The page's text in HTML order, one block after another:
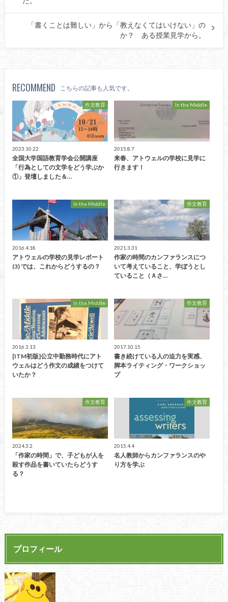
「書くことは難しい」から「教えなくてはいけない」の
か？ ある授業見学から。
RECOMMEND こちらの記事も人気です。
作文教育
2023.10.22
全国大学国語教育学会公開講座
「行為としての文学をどう学ぶか
①」登壇しました＆…
In the Middle
2015.8.7
来春、アトウェルの学校に見学に
行きます！
In the Middle
2016.4.18
アトウェルの学校の見学レポート
(3) では、これからどうするの？
作文教育
2021.3.31
作家の時間のカンファランスにつ
いて考えていること、学ぼうとし
ていること（Ａさ…
In the Middle
2016.3.13
[ITM初版]公立中勤務時代にアト
ウェルはどう作文の成績をつけて
いたか？
作文教育
2017.10.15
書き続けている人の迫力を実感、
脚本ライティング・ワークショッ
プ
作文教育
2024.3.2
「作家の時間」で、子どもが人を
殺す作品を書いていたらどうす
る？
作文教育
2015.4.4
名人教師からカンファランスのや
り方を学ぶ
プロフィール